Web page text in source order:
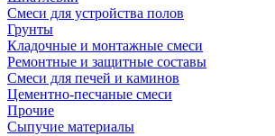
Смеси для устройства полов
Грунты
Кладочные и монтажные смеси
Ремонтные и защитные составы
Смеси для печей и каминов
Цементно-песчаные смеси
Прочие
Сыпучие материалы